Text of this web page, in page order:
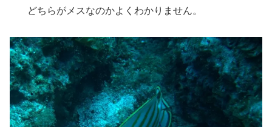
どちらがメスなのかよくわかりません。